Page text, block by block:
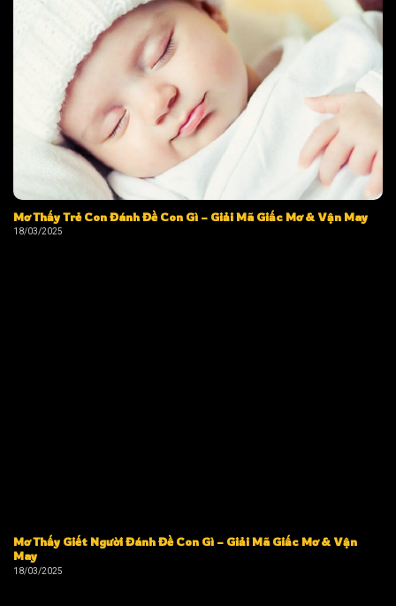
Mơ Thấy Trẻ Con Đánh Đề Con Gì – Giải Mã Giấc Mơ & Vận May
18/03/2025
Mơ Thấy Giết Người Đánh Đề Con Gì – Giải Mã Giấc Mơ & Vận
May
18/03/2025